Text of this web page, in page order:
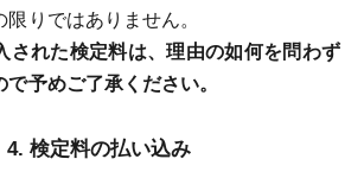
りではありません。
された検定料は、理由の如何を問わず
予めご了承ください。
検定料の払い込み